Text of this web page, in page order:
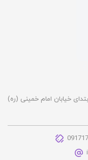
خیابان امام خمینی (ره)